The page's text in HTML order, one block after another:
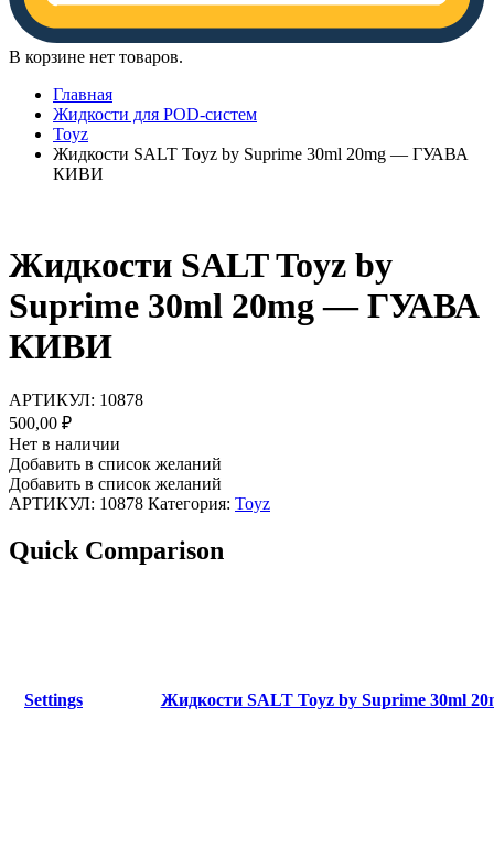
В корзине нет товаров.
Главная
Жидкости для POD-систем
Toyz
Жидкости SALT Toyz by Suprime 30ml 20mg — ГУАВА
КИВИ
Жидкости SALT Toyz by
Suprime 30ml 20mg — ГУАВА
КИВИ
АРТИКУЛ: 10878
500,00 ₽
Нет в наличии
Добавить в список желаний
Добавить в список желаний
АРТИКУЛ: 10878 Категория: Toyz
Quick Comparison
Settings Жидкости SALT Toyz by Suprime 30ml